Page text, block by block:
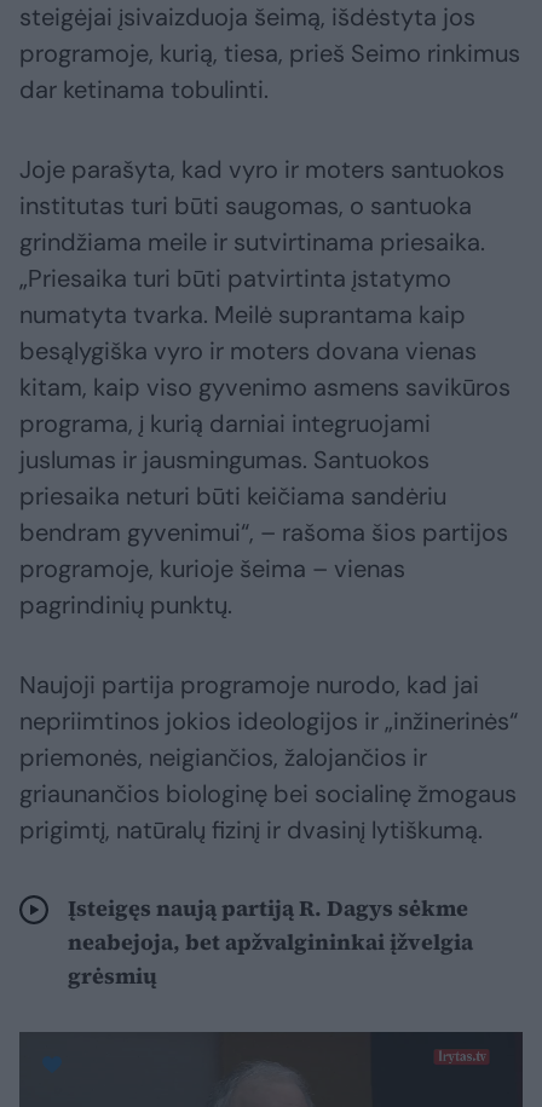
steigėjai įsivaizduoja šeimą, išdėstyta jos
programoje, kurią, tiesa, prieš Seimo rinkimus
dar ketinama tobulinti.
Joje parašyta, kad vyro ir moters santuokos
institutas turi būti saugomas, o santuoka
grindžiama meile ir sutvirtinama priesaika.
„Priesaika turi būti patvirtinta įstatymo
numatyta tvarka. Meilė suprantama kaip
besąlygiška vyro ir moters dovana vienas
kitam, kaip viso gyvenimo asmens savikūros
programa, į kurią darniai integruojami
juslumas ir jausmingumas. Santuokos
priesaika neturi būti keičiama sandėriu
bendram gyvenimui“, – rašoma šios partijos
programoje, kurioje šeima – vienas
pagrindinių punktų.
Naujoji partija programoje nurodo, kad jai
nepriimtinos jokios ideologijos ir „inžinerinės“
priemonės, neigiančios, žalojančios ir
griaunančios biologinę bei socialinę žmogaus
prigimtį, natūralų fizinį ir dvasinį lytiškumą.
Įsteigęs naują partiją R. Dagys sėkme
neabejoja, bet apžvalgininkai įžvelgia
grėsmių